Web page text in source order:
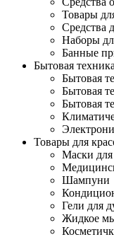
Товары
Средства
Наборы
Банные
Бытовая техника
Бытовая
Бытовая
Бытовая
Товары для
Маски для
Шампуни
Гели для
Жидкое